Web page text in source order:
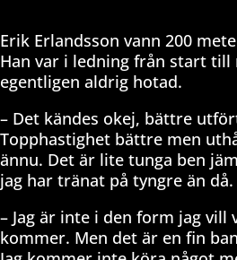
Erik Erlandsson vann 200
Han var i ledning från start till
egentligen aldrig hotad.
– Det kändes okej, bättre
Topphastighet bättre men
ännu. Det är lite tunga ben
jag har tränat på tyngre än då.
– Jag är inte i den form jag vill
kommer. Men det är en fin